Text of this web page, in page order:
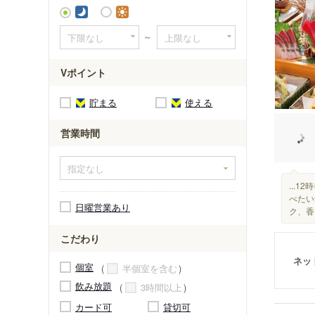
～
Vポイント
貯まる 使える
営業時間
日曜営業あり
こだわり
個室
半個室を含む
飲み放題
3時間以上
カード可
貸切可
...12
べた
ク、
ネッ